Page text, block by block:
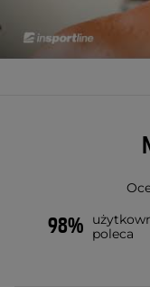
98%
poleca